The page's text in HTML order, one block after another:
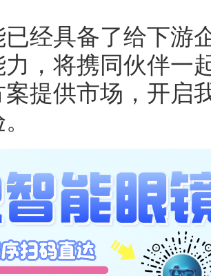
已经具备了给下游
力，将携同伙伴一
案提供市场，开启